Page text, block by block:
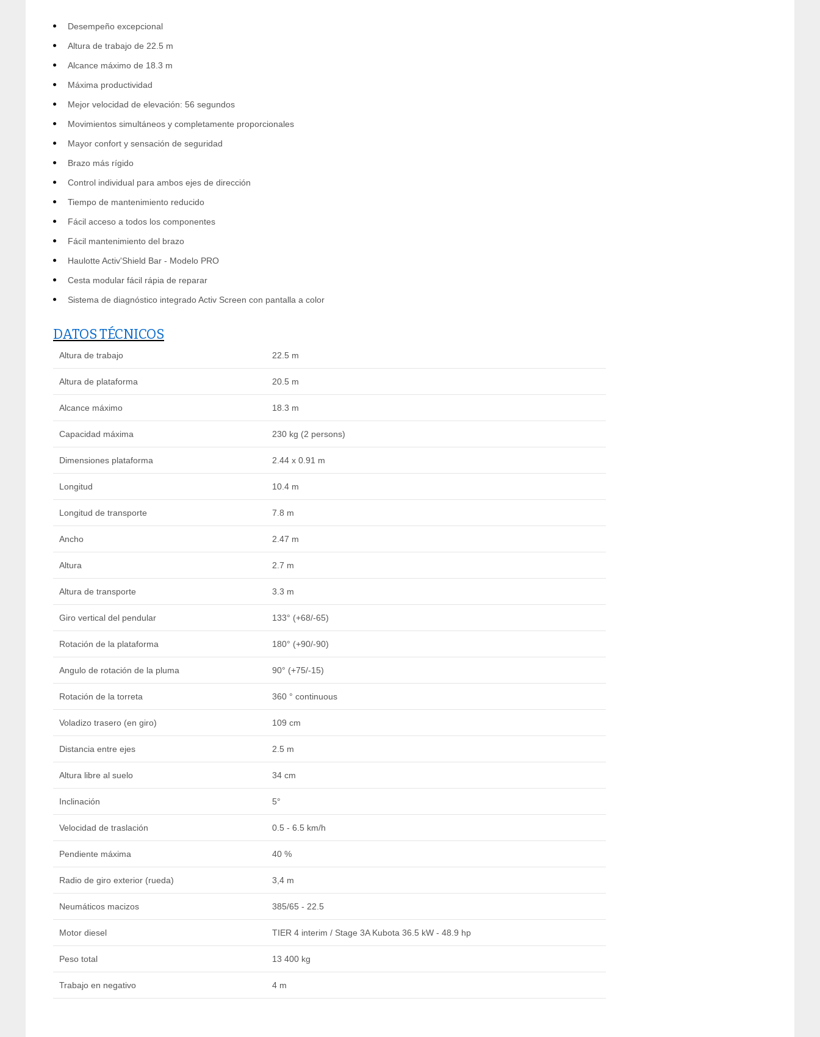
Desempeño excepcional
Altura de trabajo de 22.5 m
Alcance máximo de 18.3 m
Máxima productividad
Mejor velocidad de elevación: 56 segundos
Movimientos simultáneos y completamente proporcionales
Mayor confort y sensación de seguridad
Brazo más rígido
Control individual para ambos ejes de dirección
Tiempo de mantenimiento reducido
Fácil acceso a todos los componentes
Fácil mantenimiento del brazo
Haulotte Activ'Shield Bar - Modelo PRO
Cesta modular fácil rápia de reparar
Sistema de diagnóstico integrado Activ Screen con pantalla a color
DATOS TÉCNICOS
Altura de trabajo 22.5 m
Altura de plataforma 20.5 m
Alcance máximo 18.3 m
Capacidad máxima 230 kg (2 persons)
Dimensiones plataforma 2.44 x 0.91 m
Longitud 10.4 m
Longitud de transporte 7.8 m
Ancho 2.47 m
Altura 2.7 m
Altura de transporte 3.3 m
Giro vertical del pendular 133° (+68/-65)
Rotación de la plataforma 180° (+90/-90)
Angulo de rotación de la pluma 90° (+75/-15)
Rotación de la torreta 360 ° continuous
Voladizo trasero (en giro) 109 cm
Distancia entre ejes 2.5 m
Altura libre al suelo 34 cm
Inclinación 5°
Velocidad de traslación 0.5 - 6.5 km/h
Pendiente máxima 40 %
Radio de giro exterior (rueda) 3,4 m
Neumáticos macizos 385/65 - 22.5
Motor diesel TIER 4 interim / Stage 3A Kubota 36.5 kW - 48.9 hp
Peso total 13 400 kg
Trabajo en negativo 4 m